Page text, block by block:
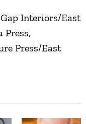
Interiors/East
Press,
Press/East